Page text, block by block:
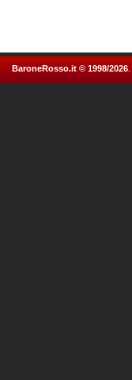
BaroneRosso.it © 1998/2026